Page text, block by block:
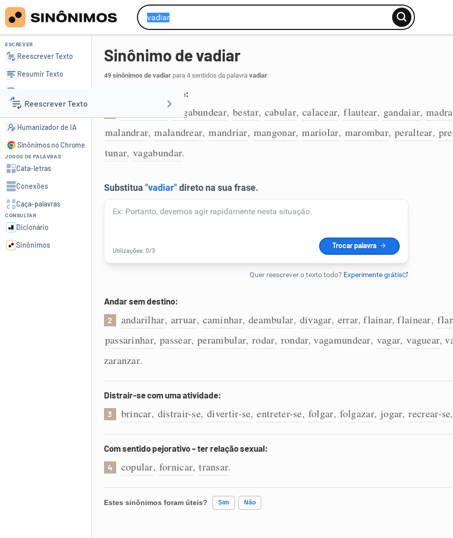
Reescrever Texto
Resumir Texto
Corrigir Texto
Detector de IA
Humanizador de IA
ESCREVER
Reescrever Texto
Resumir Texto
Detector de IA
Humanizador de IA
Sinônimos no Chrome
JOGOS DE PALAVRAS
Cata-letras
Conexões
Caça-palavras
CONSULTAR
Dicionário
Sinônimos
Sinônimo de vadiar
49 sinônimos de vadiarpara 4 sentidos da palavra vadiar:
Viver de forma ociosa:
vagabundear, bestar, cabular, calacear, flautear, gandaiar,
malandrar, malandrear, mandriar, mangonar, mariolar, marombar, peraltear,
tunar, vagabundar.
Andar sem destino:
2 andarilhar, arruar, caminhar, deambular, divagar, errar,flainar,flainear,
passarinhar, passear, perambular, rodar, rondar,vagamundear, vagar, vaguear,
zaranzar.
Distrair-se com uma atividade:
3 brincar, distrair-se, divertir-se, entreter-se, folgar, folgazar, jogar, recrear-se,
Com sentido pejorativo – ter relação sexual:
4 copular, fornicar, transar.
Estes sinônimos foram úteis? Sim Não